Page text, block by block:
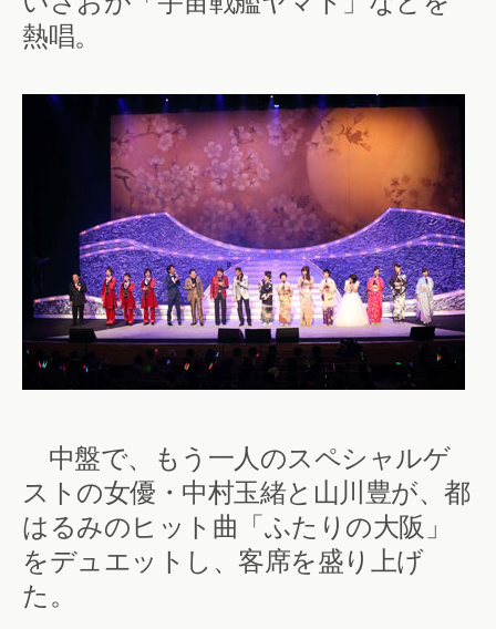
熱唱。
中盤で、もう一人のスペシャルゲ
ストの女優・中村玉緒と山川豊が、都
はるみのヒット曲「ふたりの大阪」
をデュエットし、客席を盛り上げ
た。